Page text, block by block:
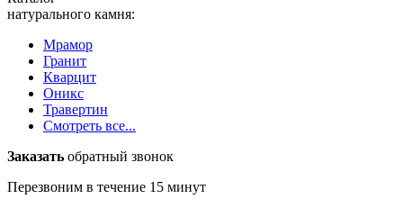
натурального камня:
Мрамор
Гранит
Кварцит
Оникс
Травертин
Смотреть все...
Заказать обратный звонок
Перезвоним в течение 15 минут